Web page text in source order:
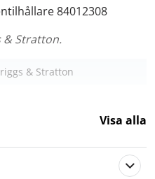
84012308
& Stratton.
& Stratton
Visa alla